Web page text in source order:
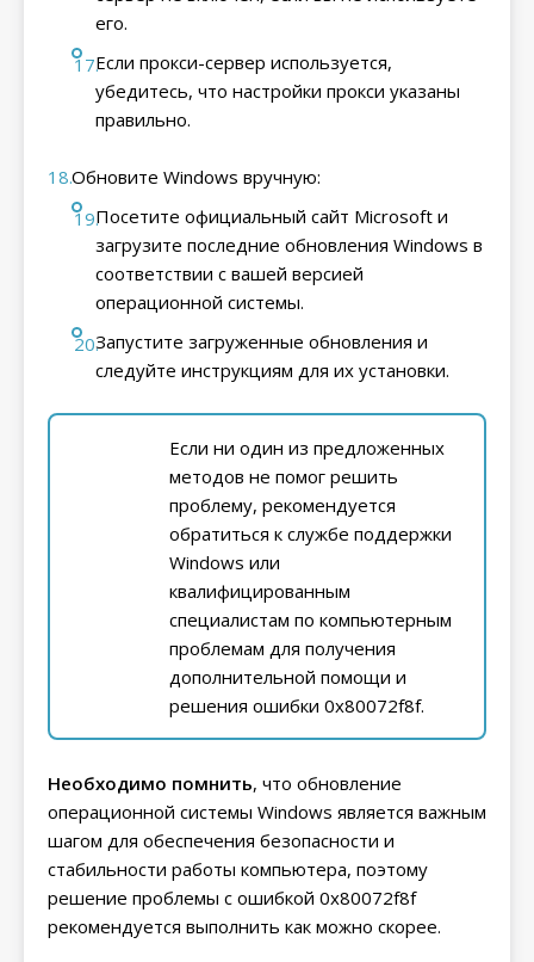
его.
Если прокси-сервер используется,
убедитесь, что настройки прокси указаны
правильно.
Обновите Windows вручную:
Посетите официальный сайт Microsoft и
загрузите последние обновления Windows в
соответствии с вашей версией
операционной системы.
Запустите загруженные обновления и
следуйте инструкциям для их установки.
Если ни один из предложенных
методов не помог решить
проблему, рекомендуется
обратиться к службе поддержки
Windows или
квалифицированным
специалистам по компьютерным
проблемам для получения
дополнительной помощи и
решения ошибки 0x80072f8f.
Необходимо помнить, что обновление
операционной системы Windows является важным
шагом для обеспечения безопасности и
стабильности работы компьютера, поэтому
решение проблемы с ошибкой 0x80072f8f
рекомендуется выполнить как можно скорее.